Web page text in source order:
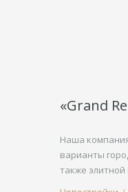
«Grand
Наша
варианты
также